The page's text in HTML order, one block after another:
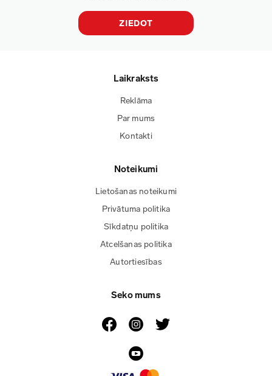
ZIEDOT
Laikraksts
Reklāma
Par mums
Kontakti
Noteikumi
Lietošanas noteikumi
Privātuma politika
Sīkdatņu politika
Atcelšanas politika
Autortiesības
Seko mums